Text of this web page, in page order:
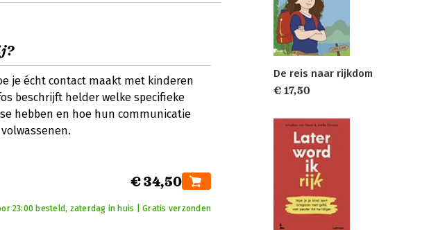
je écht contact maakt met kinderen
beschrijft helder welke specifieke
hebben en hoe hun communicatie
€ 34,50
23:00 besteld, zaterdag in huis | Gratis verzonden
De reis naar rijkdom
€ 17,50